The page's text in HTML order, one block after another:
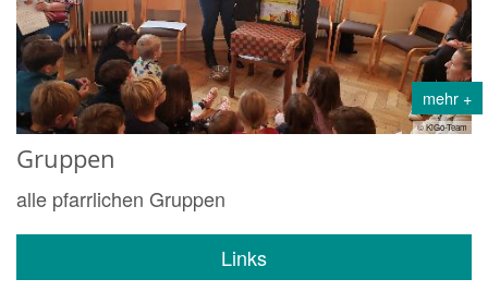
mehr +
© KiGo-Team
Gruppen
alle pfarrlichen Gruppen
Links